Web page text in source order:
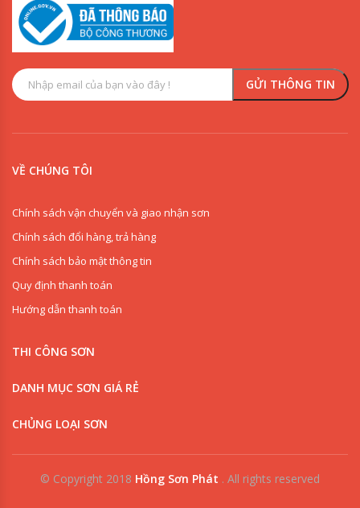
VỀ CHÚNG TÔI
Chính sách vận chuyển và giao nhận sơn
Chính sách đổi hàng, trả hàng
Chính sách bảo mật thông tin
Quy định thanh toán
Hướng dẫn thanh toán
THI CÔNG SƠN
DANH MỤC SƠN GIÁ RẺ
CHỦNG LOẠI SƠN
© Copyright 2018 Hồng Sơn Phát . All rights reserved